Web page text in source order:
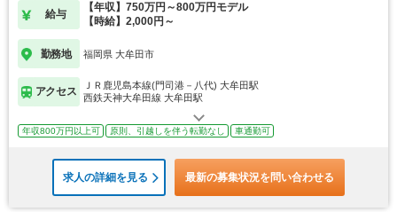
給与
【年収】750万円～800万円モデル
【時給】2,000円～
勤務地 福岡県 大牟田市
アクセス
ＪＲ鹿児島本線(門司港－八代) 大牟田駅
西鉄天神大牟田線 大牟田駅
年収800万円以上可 原則、引越しを伴う転勤なし 車通勤可
求人の詳細を見る 最新の募集状況を問い合わせる